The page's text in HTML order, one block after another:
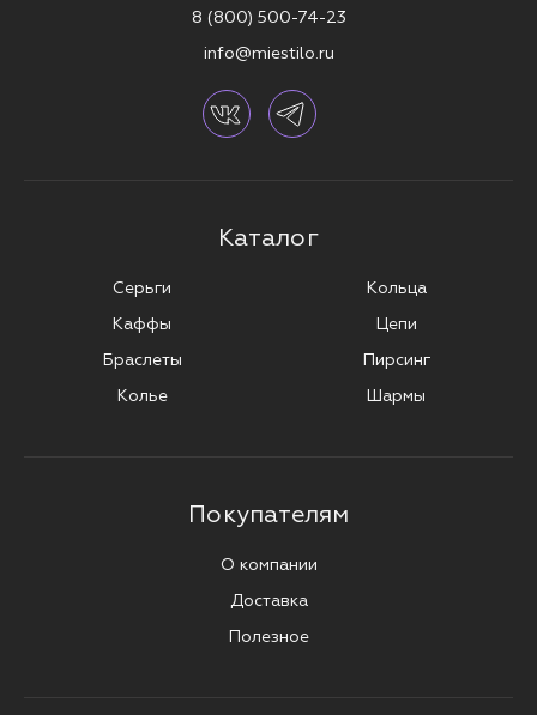
8 (800) 500-74-23
info@miestilo.ru
Каталог
Серьги
Каффы
Браслеты
Колье
Кольца
Цепи
Пирсинг
Шармы
Покупателям
О компании
Доставка
Полезное